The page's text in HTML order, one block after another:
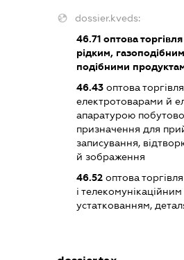
dossier.kveds:
46.71оптова
рідким,
подібними
46.43оптова
електротоварами й
апаратурою
призначення для
записування,
й зображення
46.52оптова
і телекомунікаційним
устаткованням,